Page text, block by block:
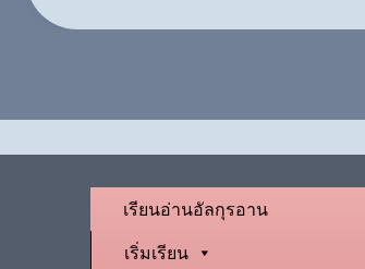
เรียนอ่านอัลกุรอาน
เริ่มเรียน